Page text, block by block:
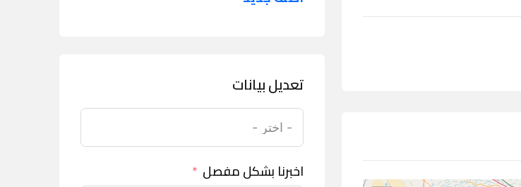
تعديل بيانات
اخبرنا بشكل مفصل